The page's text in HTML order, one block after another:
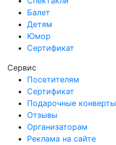
Балет
Детям
Юмор
Сертификат
Сервис
Посетителям
Сертификат
Подарочные конверты
Отзывы
Организаторам
Реклама на сайте